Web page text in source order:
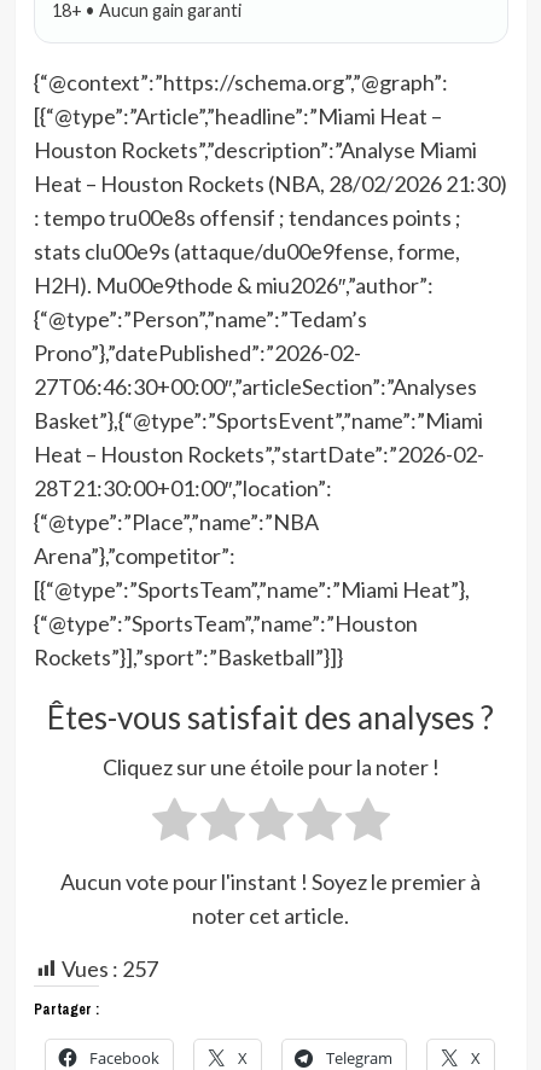
18+ • Aucun gain garanti
{“@context”:”https://schema.org”,”@graph”:
[{“@type”:”Article”,”headline”:”Miami Heat –
Houston Rockets”,”description”:”Analyse Miami
Heat – Houston Rockets (NBA, 28/02/2026 21:30)
: tempo tru00e8s offensif ; tendances points ;
stats clu00e9s (attaque/du00e9fense, forme,
H2H). Mu00e9thode & miu2026″,”author”:
{“@type”:”Person”,”name”:”Tedam’s
Prono”},”datePublished”:”2026-02-
27T06:46:30+00:00″,”articleSection”:”Analyses
Basket”},{“@type”:”SportsEvent”,”name”:”Miami
Heat – Houston Rockets”,”startDate”:”2026-02-
28T21:30:00+01:00″,”location”:
{“@type”:”Place”,”name”:”NBA
Arena”},”competitor”:
[{“@type”:”SportsTeam”,”name”:”Miami Heat”},
{“@type”:”SportsTeam”,”name”:”Houston
Rockets”}],”sport”:”Basketball”}]}
Êtes-vous satisfait des analyses ?
Cliquez sur une étoile pour la noter !
Aucun vote pour l'instant ! Soyez le premier à
noter cet article.
Vues : 257
Partager :
Facebook X Telegram X